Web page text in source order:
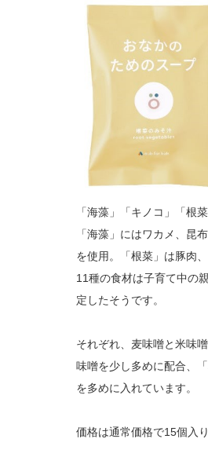
「海藻」「キノコ」「根
「海藻」にはワカメ、昆
を使用。「根菜」は豚肉
11種の食材は子育て中の
定したそうです。
それぞれ、麦味噌と米味
味噌を少し多めに配合、
を多めに入れています。
価格は通常価格で15個入